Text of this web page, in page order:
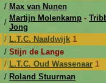
/ Max van Nunen
/ Martijn Molenkamp -
Jong
/ L.T.C. Naaldwijk 1
/ Stijn de Lange
/ L.T.C. Oud Wassenaar 1
/ Roland Stuurman